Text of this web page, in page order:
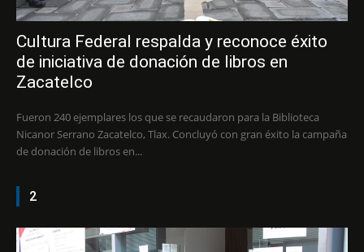
Cultura Federal respalda y reconoce éxito
de iniciativa de donación de libros en
Zacatelco
Fueron 240 ejemplares los que se recaudaron para la Biblioteca
Nicanor Serrano Zacatelco, Tlax. Concluyó con gran éxito la campaña
de donación de libros en...
2